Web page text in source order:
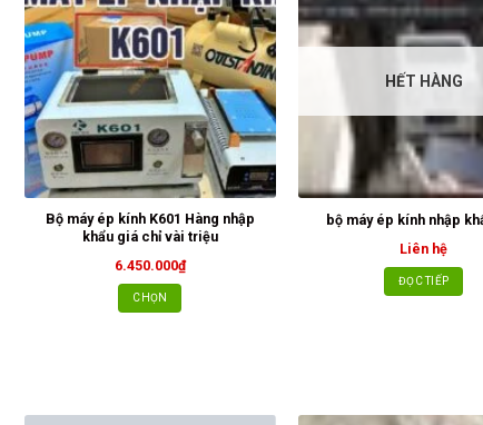
Bộ máy ép kính K601 Hàng nhập
khẩu giá chỉ vài triệu
6.450.000₫
CHỌN
nhiều
HẾT HÀNG
bộ máy ép kính nhập
Liên hệ
ĐỌC TIẾP